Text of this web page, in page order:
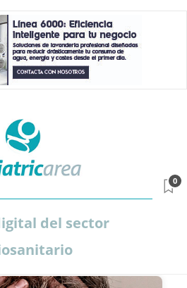
del sector
0